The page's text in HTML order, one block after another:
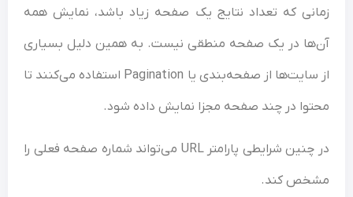
که تعداد نتایج یک صفحه زیاد باشد، نمایش همه
در یک صفحه منطقی نیست. به همین دلیل بسیاری
از سایت‌ها از صفحه‌بندی یا Pagination استفاده می‌کنند تا
در چند صفحه مجزا نمایش داده شود.
در چنین شرایطی پارامتر URL می‌تواند شماره صفحه فعلی را
کند.